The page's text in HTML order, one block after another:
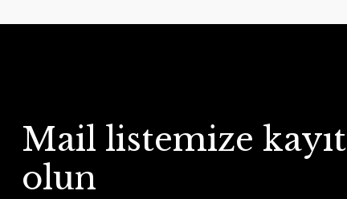
Mail listemize kayıt
olun